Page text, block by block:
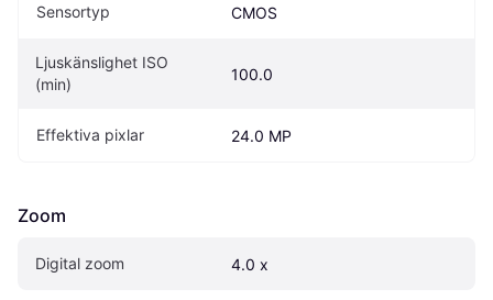
Sensortyp CMOS
Ljuskänslighet ISO
(min)
100.0
Effektiva pixlar 24.0 MP
Zoom
Digital zoom 4.0 x